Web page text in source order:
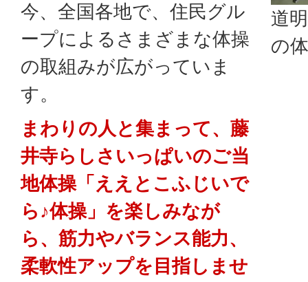
道
の
今、全国各地で、住民グル
ープによるさまざまな体操
の取組みが広がっていま
す。
まわりの人と集まって、藤
井寺らしさいっぱいのご当
地体操「ええとこふじいで
ら♪体操」を楽しみなが
ら、筋力やバランス能力、
柔軟性アップを目指しませ